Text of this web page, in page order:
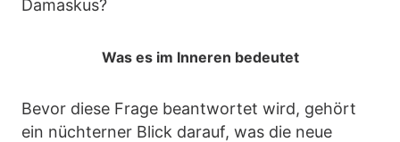
Damaskus?
Was es im Inneren bedeutet
Bevor diese Frage beantwortet wird, gehört
ein nüchterner Blick darauf, was die neue